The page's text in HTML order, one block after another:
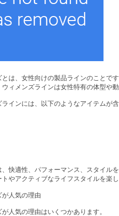
は、女性向けの製品ラインのことで
ィメンズラインは女性特有の体型や
インには、以下のようなアイテムが含
快適性、パフォーマンス、スタイル
やアクティブなライフスタイルを楽
人気の理由
人気の理由はいくつかあります。